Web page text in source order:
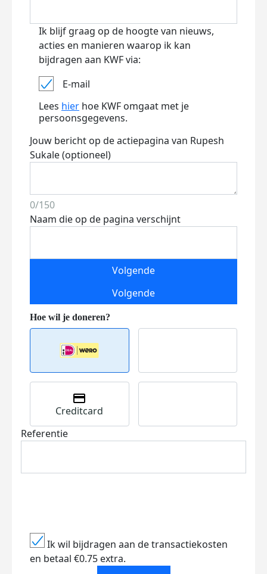
Ik blijf graag op de hoogte van nieuws,
acties en manieren waarop ik kan
bijdragen aan KWF via:
E-mail
Lees hier hoe KWF omgaat met je
persoonsgegevens.
Jouw bericht op de actiepagina van Rupesh
Sukale (optioneel)
0/150
Naam die op de pagina verschijnt
Volgende
Volgende
Creditcard
Referentie
Ik wil bijdragen aan de transactiekosten
en betaal €0.75 extra.